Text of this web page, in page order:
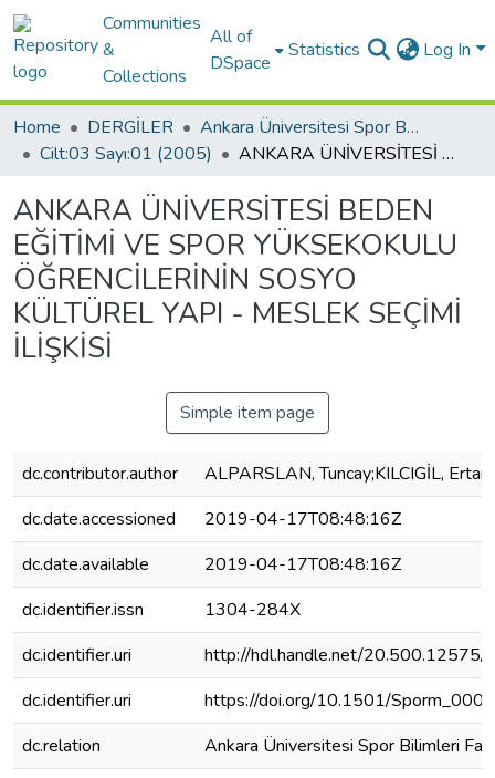
Communities
&
Collections
All of
DSpace
Statistics Log In
Home DERGİLER
Ankara Üniversitesi Spor Bilimleri Fakültesi Spormetre Dergisi
Cilt:03 Sayı:01 (2005)
ANKARA ÜNİVERSİTESİ BEDEN EĞİTİMİ VE SPOR YÜKSEKOKULU ÖĞRENCİLERİNİN SOSYO KÜLTÜREL YAPI - MESLEK SEÇİMİ İLİŞKİSİ
ANKARA ÜNİVERSİTESİ BEDEN
EĞİTİMİ VE SPOR YÜKSEKOKULU
ÖĞRENCİLERİNİN SOSYO
KÜLTÜREL YAPI - MESLEK SEÇİMİ
İLİŞKİSİ
Simple item page
dc.contributor.author
ALPARSLAN, Tuncay;KILCIGİL, Ertan
dc.date.accessioned
2019-04-17T08:48:16Z
dc.date.available
2019-04-17T08:48:16Z
dc.identifier.issn
1304-284X
dc.identifier.uri
http://hdl.handle.net/
dc.identifier.uri
https://doi.org/10.1501/
dc.relation
Ankara Üniversitesi Spor Bilimleri